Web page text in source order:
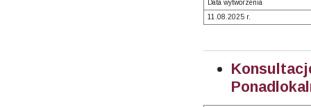
Data wytworzenia
11.08.2025 r.